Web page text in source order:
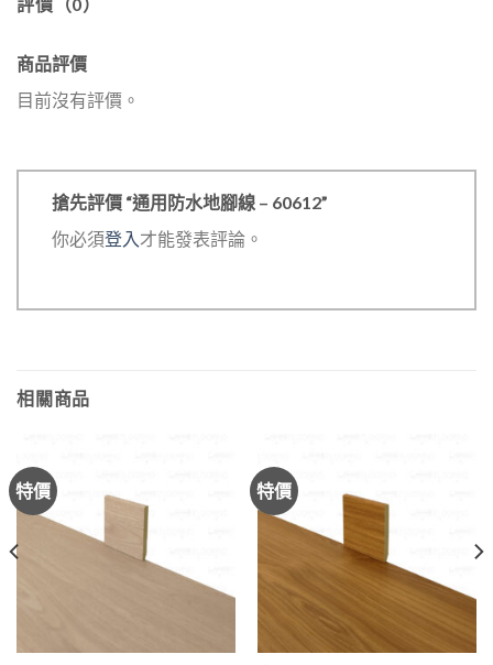
商品評價
目前沒有評價。
搶先評價 “通用防水地腳線 – 60612”
你必須登入 才能發表評論。
相關商品
特價 特價